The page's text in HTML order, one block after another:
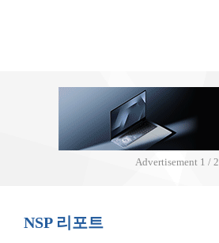
Advertisement 2 / 2
NSP 리포트